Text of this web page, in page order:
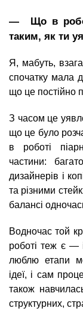
― Що в
таким, як ти
Я, мабуть,
спочатку мала
що це постійно
З часом це
що це було
в роботі
частини:
дизайнерів і
та різними
балансі
Водночас той
роботі теж є —
люблю етапи
ідеї, і сам
також
структурних,